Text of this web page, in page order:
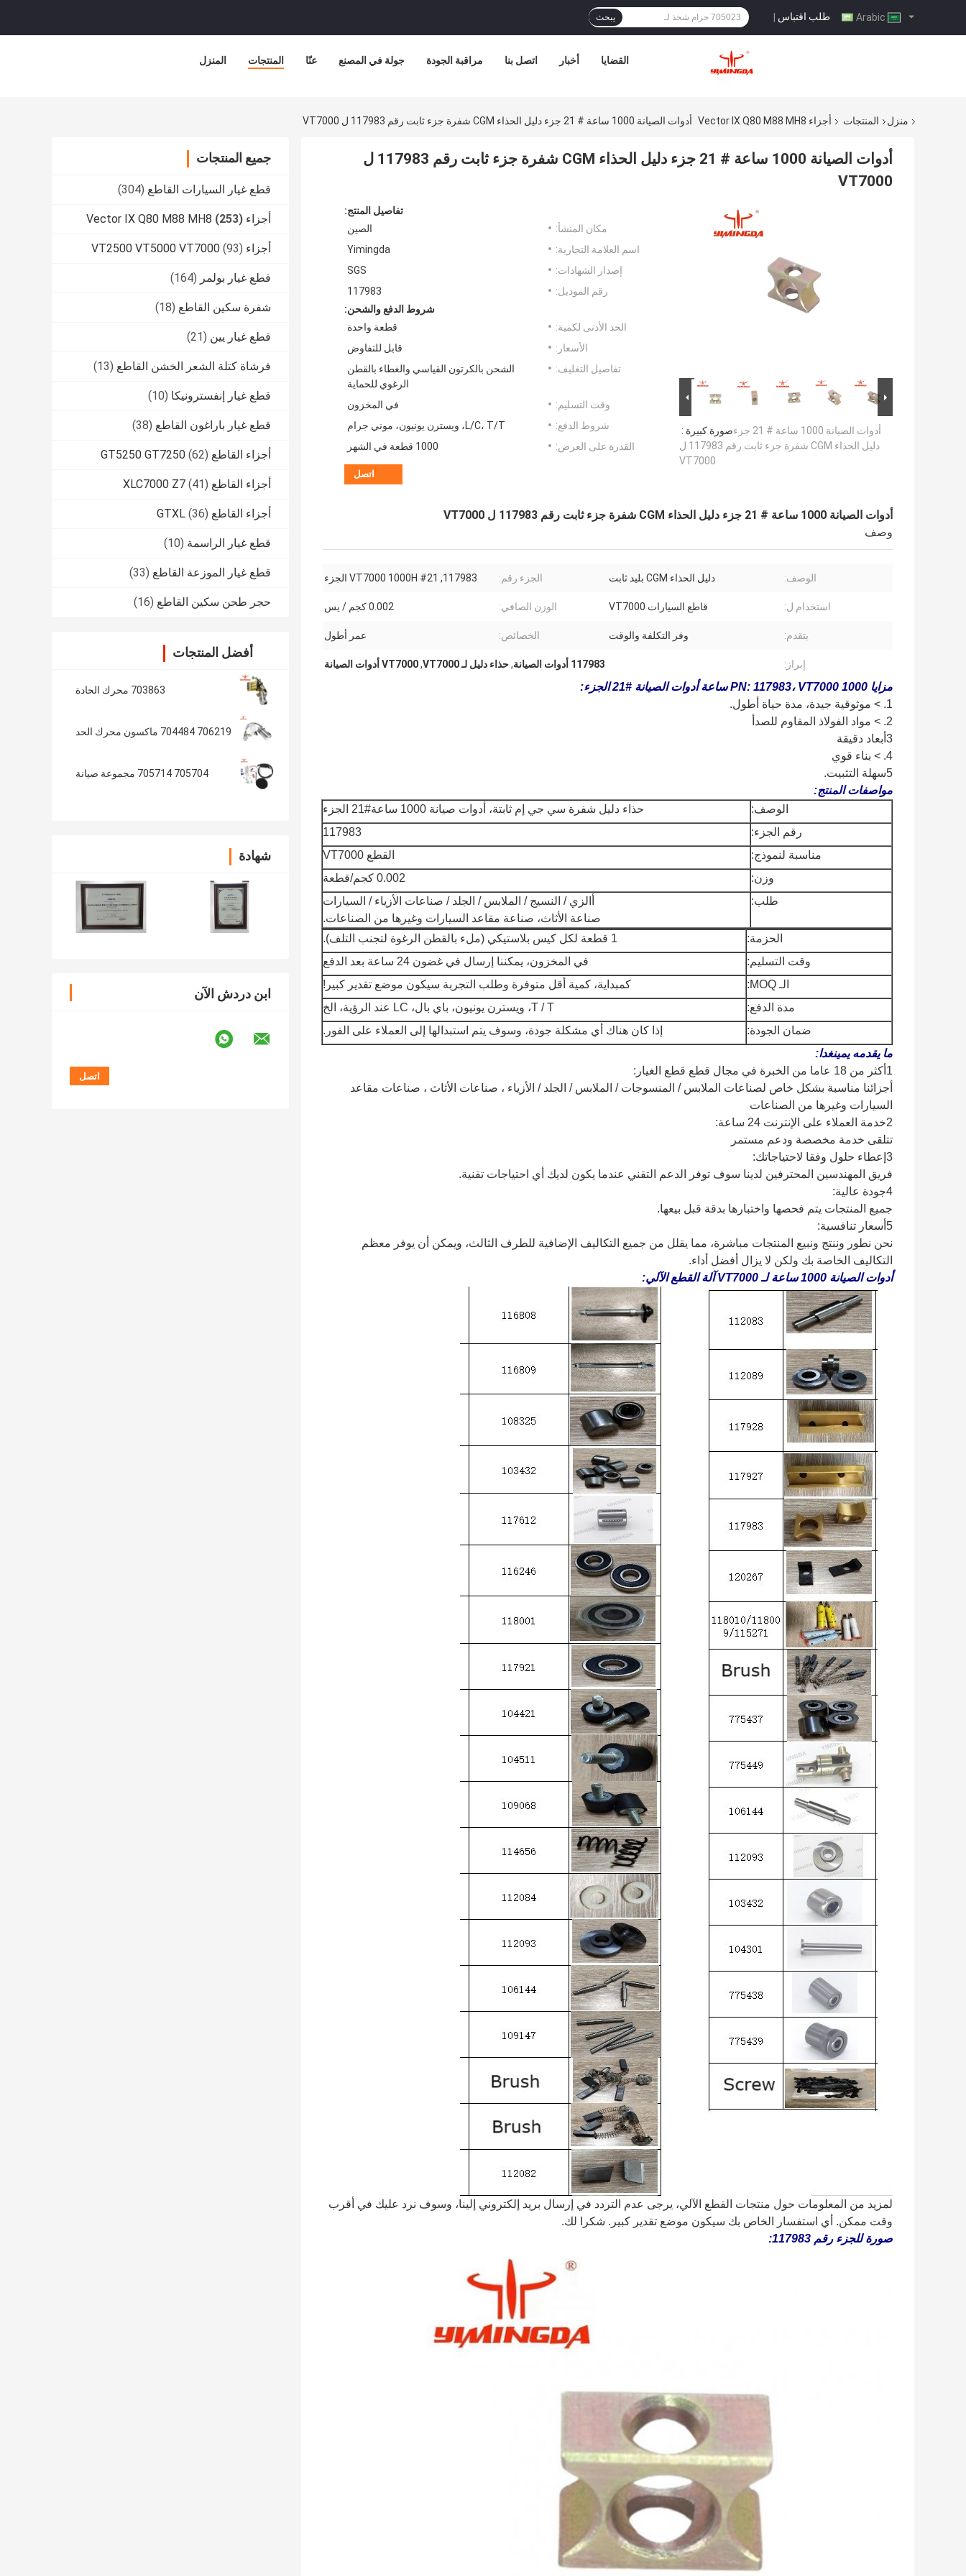
طلب اقتباس | يبحث
المنزل المنتجات عنّا جولة في المصنع مراقبة الجودة اتصل بنا أخبار القضايا
منزل المنتجات أجزاء Vector IX Q80 M88 MH8 أدوات الصيانة 1000 ساعة # 21 جزء دليل الحذاء CGM شفرة جزء ثابت رقم 117983 ل VT7000
جميع المنتجات
قطع غيار السيارات القاطع (304)
أجزاء Vector IX Q80 M88 MH8 (253)
أجزاء VT2500 VT5000 VT7000 (93)
قطع غيار بولمر (164)
شفرة سكين القاطع (18)
قطع غيار يين (21)
فرشاة كتلة الشعر الخشن القاطع (13)
قطع غيار إنفسترونيكا (10)
قطع غيار باراغون القاطع (38)
أجزاء القاطع GT5250 GT7250 (62)
أجزاء القاطع XLC7000 Z7 (41)
أجزاء القاطع GTXL (36)
قطع غيار الراسمة (10)
قطع غيار الموزعة القاطع (33)
حجر طحن سكين القاطع (16)
أفضل المنتجات
703863 محرك الحادة
706219 704484 ماكسون محرك الحد
705704 705714 مجموعة صيانة
شهادة
ابن دردش الآن
أدوات الصيانة 1000 ساعة # 21 جزء دليل الحذاء CGM شفرة جزء ثابت رقم 117983 ل
VT7000
صورة كبيرة :أدوات الصيانة 1000 ساعة # 21 جزء
دليل الحذاء CGM شفرة جزء ثابت رقم 117983 ل
VT7000
تفاصيل المنتج:
مكان المنشأ:
الصين
اسم العلامة التجارية:
Yimingda
إصدار الشهادات:
SGS
رقم الموديل:
117983
شروط الدفع والشحن:
الحد الأدنى لكمية:
قطعة واحدة
الأسعار:
قابل للتفاوض
تفاصيل التغليف:
الشحن بالكرتون القياسي والغطاء بالقطن
الرغوي للحماية
وقت التسليم:
في المخزون
شروط الدفع:
L/C، T/T، ويسترن يونيون، موني جرام
القدرة على العرض:
1000 قطعة في الشهر
اتصل
أدوات الصيانة 1000 ساعة # 21 جزء دليل الحذاء CGM شفرة جزء ثابت رقم 117983 ل VT7000
وصف
الوصف: دليل الحذاء CGM بليد ثابت الجزء رقم: 117983, VT7000 1000H #21 الجزء
استخدام ل: قاطع السيارات VT7000 الوزن الصافي: 0.002 كجم / يس
يتقدم: وفر التكلفة والوقت الخصائص: عمر أطول
إبراز: 117983 أدوات الصيانة ,حذاء دليل لـ VT7000 ,VT7000 أدوات الصيانة
مزايا PN: 117983، VT7000 1000 ساعة أدوات الصيانة #21 الجزء:
1. > موثوقية جيدة، مدة حياة أطول.
2. > مواد الفولاذ المقاوم للصدأ
3أبعاد دقيقة
4. > بناء قوي
5سهلة التثبيت.
مواصفات المنتج:
الوصف:
حذاء دليل شفرة سي جي إم ثابتة، أدوات صيانة 1000 ساعة
#21 الجزء
رقم الجزء:
117983
مناسبة لنموذج:
القطع VT7000
وزن:
0.002 كجم/قطعة
طلب:
الزي / النسيج / الملابس / الجلد / صناعات الأزياء / السيارات
صناعة الأثاث، صناعة مقاعد السيارات وغيرها من الصناعات.
الحزمة:
1 قطعة لكل كيس بلاستيكي (ملء بالقطن الرغوة لتجنب التلف).
وقت التسليم:
في المخزون، يمكننا إرسال في غضون 24 ساعة بعد الدفع
الـ MOQ:
كمبداية، كمية أقل متوفرة وطلب التجربة سيكون موضع تقدير كبير!
مدة الدفع:
T / T، ويسترن يونيون، باي بال، LC عند الرؤية، الخ
ضمان الجودة:
إذا كان هناك أي مشكلة جودة، وسوف يتم استبدالها إلى العملاء على الفور.
ما يقدمه يمينغدا:
1أكثر من 18 عاما من الخبرة في مجال قطع قطع الغيار:
أجزائنا مناسبة بشكل خاص لصناعات الملابس / المنسوجات / الملابس / الجلد / الأزياء ، صناعات الأثاث ، صناعات مقاعد
السيارات وغيرها من الصناعات
2خدمة العملاء على الإنترنت 24 ساعة:
تتلقى خدمة مخصصة ودعم مستمر
3إعطاء حلول وفقا لاحتياجاتك:
فريق المهندسين المحترفين لدينا سوف توفر الدعم التقني عندما يكون لديك أي احتياجات تقنية.
4جودة عالية:
جميع المنتجات يتم فحصها واختبارها بدقة قبل بيعها.
5أسعار تنافسية:
نحن نطور وننتج ونبيع المنتجات مباشرة، مما يقلل من جميع التكاليف الإضافية للطرف الثالث، ويمكن أن يوفر معظم
التكاليف الخاصة بك ولكن لا يزال أفضل أداء.
أدوات الصيانة 1000 ساعة لـ VT7000 آلة القطع الآلي:
لمزيد من المعلومات حول منتجات القطع الآلي، يرجى عدم التردد في إرسال بريد إلكتروني إلينا، وسوف نرد عليك في أقرب
وقت ممكن. أي استفسار الخاص بك سيكون موضع تقدير كبير. شكرا لك.
صورة للجزء رقم 117983
: